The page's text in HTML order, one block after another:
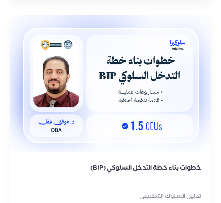
خطوات بناء خطة التدخل السلوكي (BIP)
تحليل السلوك التطبيقي